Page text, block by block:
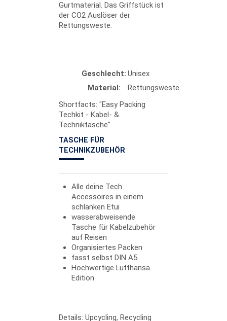
Gurtmaterial. Das Griffstück ist
der CO2 Auslöser der
Rettungsweste.
Geschlecht: Unisex
Material:
Rettungsweste
Shortfacts: "Easy Packing
Techkit - Kabel- &
Techniktasche"
TASCHE FÜR
TECHNIKZUBEHÖR
Alle deine Tech
Accessoires in einem
schlanken Etui
wasserabweisende
Tasche für Kabelzubehör
auf Reisen
Organisiertes Packen
fasst selbst DIN A5
Hochwertige Lufthansa
Edition
Details: Upcycling, Recycling